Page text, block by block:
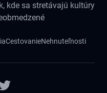
kde sa stretávajú kultúry
CestovanieNehnuteľnosti